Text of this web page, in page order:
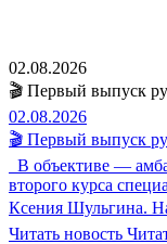
02.08.2026
🎬 Первый выпуск
02.08.2026
🎬 Первый выпуск
В объективе —
второго курса
Ксения Шульгина.
Читать новость